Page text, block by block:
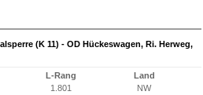
(K 11) - OD Hückeswagen, Ri. Herweg,
L-Rang
1.801
Land
NW